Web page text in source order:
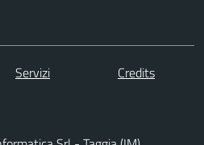
Servizi
Credits